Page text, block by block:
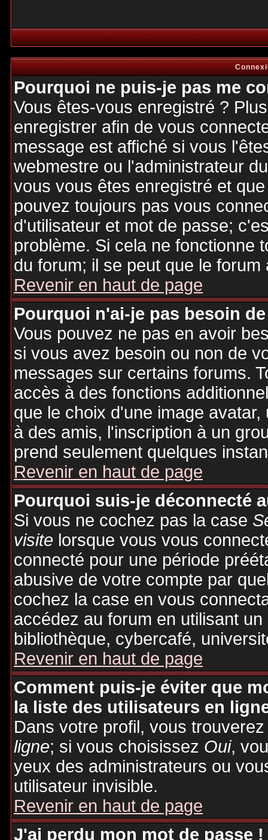
Pourquoi ne puis-je pas me
Vous êtes-vous enregistré ?
enregistrer afin de vous
message est affiché si vous
webmestre ou l'administrateur
vous vous êtes enregistré et
pouvez toujours pas vous
d'utilisateur et mot de passe;
problème. Si cela ne fonctionne
du forum; il se peut que le
Revenir en haut de page
Pourquoi n'ai-je pas besoin
Vous pouvez ne pas en avoir
si vous avez besoin ou non de
messages sur certains forums.
accès à des fonctions
que le choix d'une image
à des amis, l'inscription à un
prend seulement quelques
Revenir en haut de page
Pourquoi suis-je déconnecté
Si vous ne cochez pas la case
visitelorsque vous vous
connecté pour une période
abusive de votre compte par
cochez la case en vous
accédez au forum en utilisant
bibliothèque, cybercafé,
Revenir en haut de page
Comment puis-je éviter que
la liste des utilisateurs en
Dans votre profil, vous
ligne; si vous choisissezOui,
yeux des administrateurs ou
utilisateur invisible.
Revenir en haut de page
J'ai perdu mon mot de passe !